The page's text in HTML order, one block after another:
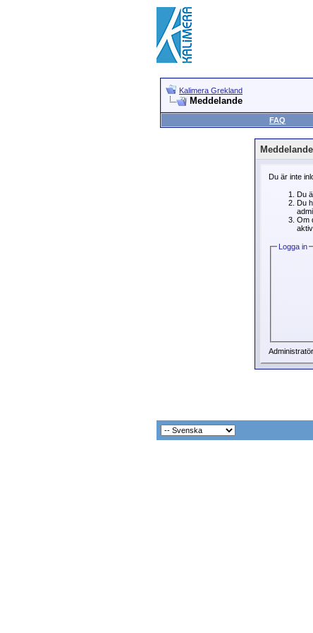
Kalimera Grekland
Meddelande
FAQ
Meddelande
Du är inte
Du
Du
Om
Logga in